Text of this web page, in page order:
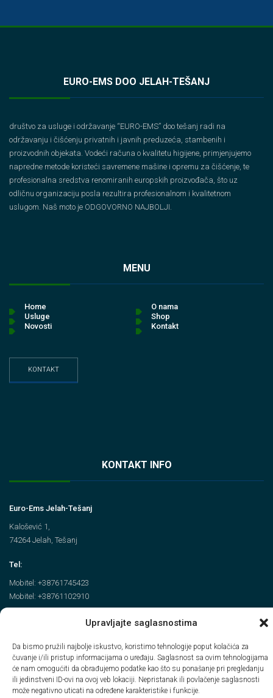
Upravljajte saglasnostima
Da bismo pružili najbolje iskustvo, koristimo tehnologije poput kolačića za
čuvanje i/ili pristup informacijama o uređaju. Saglasnost sa ovim tehnologijama
će nam omogućiti da obrađujemo podatke kao što su ponašanje pri pregledanju
ili jedinstveni ID-ovi na ovoj veb lokaciji. Nepristanak ili povlačenje saglasnosti
može negativno uticati na određene karakteristike i funkcije.
EURO-EMS DOO JELAH-TEŠANJ
društvo za usluge i održavanje “EURO-EMS” doo tešanj radi na
održavanju i čišćenju privatnih i javnih preduzeća, stambenih i
proizvodnih objekata. Vodeći računa o kvalitetu higijene, primjenjujemo
napredne metode koristeći savremene mašine i opremu za čišćenje, te
profesionalna sredstva renomiranih europskih proizvođača, što uz
odličnu organizaciju posla rezultira profesionalnom i kvalitetnom
uslugom. Naš moto je ODGOVORNO NAJBOLJI.
MENU
Home
O nama
Usluge
Shop
Novosti
Kontakt
KONTAKT
KONTAKT INFO
Euro-Ems Jelah-Tešanj
Kalošević 1,
74264 Jelah, Tešanj
Tel:
Mobitel: +38761745423
Mobitel: +38761102910